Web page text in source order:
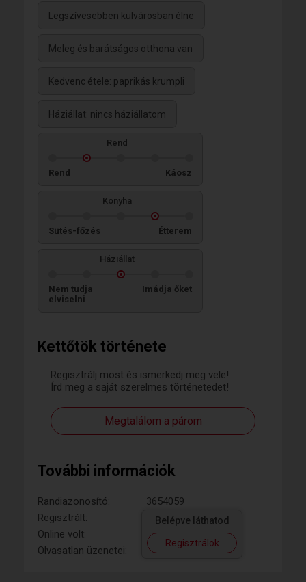
Kettőtök története
Regisztrálj most és ismerkedj meg vele!
Írd meg a saját szerelmes történetedet!
Megtalálom a párom
További információk
Randiazonosító:
3654059
Regisztrált:
Online volt:
Olvasatlan üzenetei:
Belépve láthatod
Regisztrálok
Legszívesebben külvárosban élne
Meleg és barátságos otthona van
Kedvenc étele: paprikás krumpli
Háziállat: nincs háziállatom
Rend
Rend Káosz
Konyha
Sütés-főzés Étterem
Háziállat
Nem tudja
elviselni
Imádja őket